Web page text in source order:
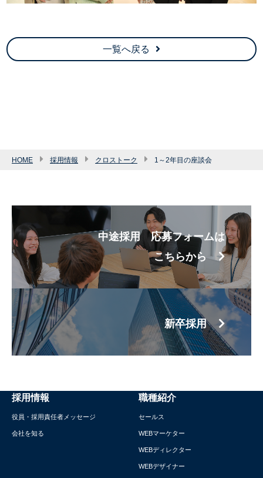
一覧へ戻る
HOME 採用情報 クロストーク 1～2年目の座談会
中途採用 応募フォームは
こちらから
新卒採用
採用情報
役員・採用責任者メッセージ
会社を知る
職種紹介
セールス
WEBマーケター
WEBディレクター
WEBデザイナー